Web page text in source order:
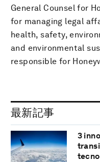
General Counsel for
for managing legal
health, safety,
and environmental
responsible for
最新記事
3